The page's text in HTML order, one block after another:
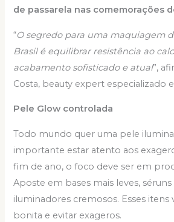
de passarela nas comemorações
“O segredo para uma maquiagem
Brasil é equilibrar resistência ao
acabamento sofisticado e atual”,
Costa, beauty expert especializado
Pele Glow controlada
Todo mundo quer uma pele
importante estar atento aos
fim de ano, o foco deve ser em
Aposte em bases mais leves,
iluminadores cremosos. Esses itens
bonita e evitar exageros.